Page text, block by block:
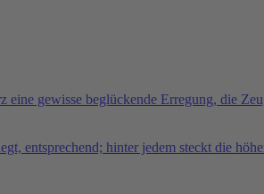
gewisse beglückende Erregung, die
entsprechend; hinter jedem steckt die